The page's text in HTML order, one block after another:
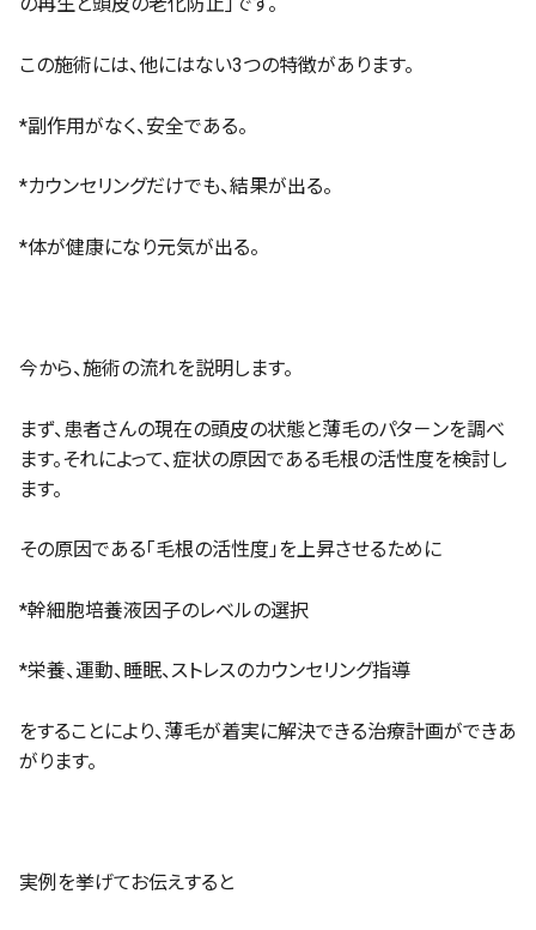
の再生と頭皮の老化防止」です。
この施術には、他にはない3つの特徴があります。
*副作用がなく、安全である。
*カウンセリングだけでも、結果が出る。
*体が健康になり元気が出る。
今から、施術の流れを説明します。
まず、患者さんの現在の頭皮の状態と薄毛のパタ－ンを調べ
ます。それによって、症状の原因である毛根の活性度を検討し
ます。
その原因である「毛根の活性度」を上昇させるために
*幹細胞培養液因子のレベルの選択
*栄養、運動、睡眠、ストレスのカウンセリング指導
をすることにより、薄毛が着実に解決できる治療計画ができあ
がります。
実例を挙げてお伝えすると